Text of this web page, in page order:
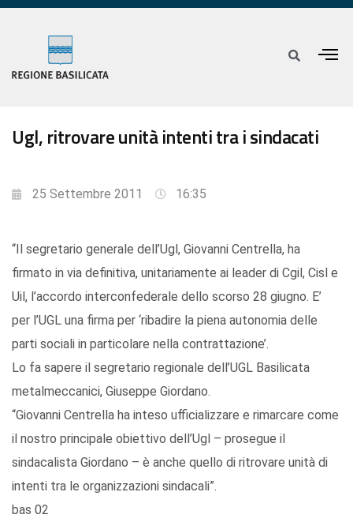
Ugl, ritrovare unità intenti tra i sindacati
25 Settembre 2011 16:35
“Il segretario generale dell’Ugl, Giovanni Centrella, ha
firmato in via definitiva, unitariamente ai leader di Cgil, Cisl e
Uil, l’accordo interconfederale dello scorso 28 giugno. E’
per l’UGL una firma per ‘ribadire la piena autonomia delle
parti sociali in particolare nella contrattazione’.
Lo fa sapere il segretario regionale dell’UGL Basilicata
metalmeccanici, Giuseppe Giordano.
“Giovanni Centrella ha inteso ufficializzare e rimarcare come
il nostro principale obiettivo dell’Ugl – prosegue il
sindacalista Giordano – è anche quello di ritrovare unità di
intenti tra le organizzazioni sindacali”.
bas 02